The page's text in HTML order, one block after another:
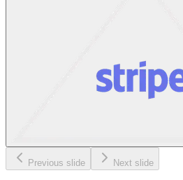
Previous slide Next slide